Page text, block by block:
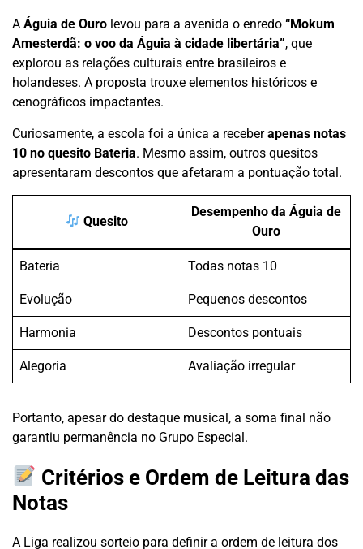
A Águia de Ouro levou para a avenida o enredo “Mokum
Amesterdã: o voo da Águia à cidade libertária”, que
explorou as relações culturais entre brasileiros e
holandeses. A proposta trouxe elementos históricos e
cenográficos impactantes.
Curiosamente, a escola foi a única a receberapenas notas
10 no quesito Bateria. Mesmo assim, outros quesitos
apresentaram descontos que afetaram a pontuação total.
Quesito
Desempenho da Águia de
Ouro
Bateria Todas notas 10
Evolução Pequenos descontos
Harmonia Descontos pontuais
Alegoria Avaliação irregular
Portanto, apesar do destaque musical, a soma final não
garantiu permanência no Grupo Especial.
Critérios e Ordem de Leitura das
Notas
A Liga realizou sorteio para definir a ordem de leitura dos